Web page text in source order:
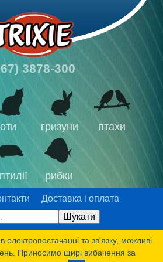
3878-300
гризуни птахи
рибки
Доставка і оплата
електропостачанні та зв'язку, можливі
Приносимо щирі вибачення за